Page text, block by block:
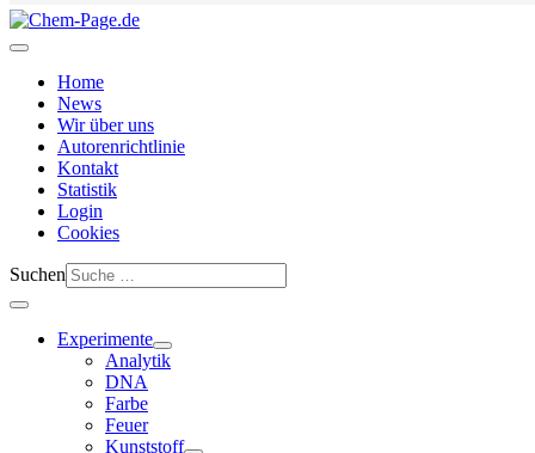
Home
News
Wir über uns
Autorenrichtlinie
Kontakt
Statistik
Login
Cookies
Suchen
Experimente
Analytik
DNA
Farbe
Feuer
Kunststoff